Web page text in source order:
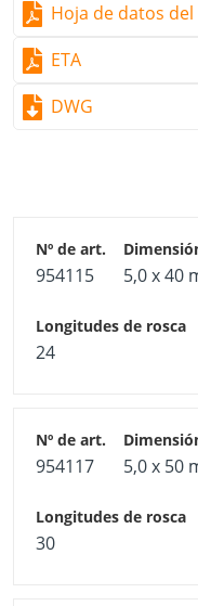
Hoja de datos
ETA
DWG
954115 5,0 x 40
24
954117 5,0 x 50
30